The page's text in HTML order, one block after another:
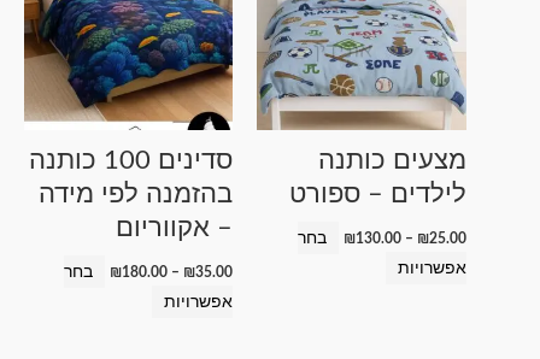
מצעים כותנה
לילדים – ספורט
₪25.00
–
₪130.00
עד
⁦₪130.00⁩
בחר
אפשרויות
יש
מספר
סוגים.
ניתן
את
האפשרויות
סדינים 100 כותנה
בהזמנה לפי מידה
– אקווריום
₪35.00
–
₪180.00
עד
⁦₪180.00⁩
בחר
אפשרויות
יש
מספר
סוגים.
ניתן
את
האפשרויות
בעמוד